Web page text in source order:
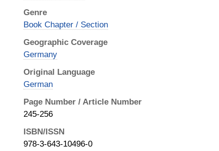
Genre
Book Chapter / Section
Geographic Coverage
Germany
Original Language
German
Page Number / Article Number
245-256
ISBN/ISSN
978-3-643-10496-0